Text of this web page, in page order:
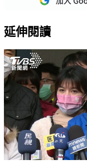
延伸閱讀